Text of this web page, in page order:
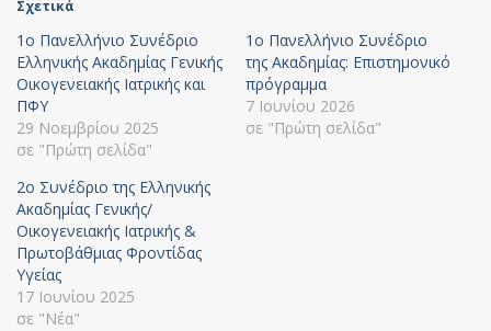
Σχετικά
1o Πανελλήνιο Συνέδριο
Ελληνικής Ακαδημίας Γενικής
Οικογενειακής Ιατρικής και
ΠΦΥ
29 Νοεμβρίου 2025
σε "Πρώτη σελίδα"
1ο Πανελλήνιο Συνέδριο
της Ακαδημίας: Επιστημονικό
πρόγραμμα
7 Ιουνίου 2026
σε "Πρώτη σελίδα"
2o Συνέδριο της Ελληνικής
Ακαδημίας Γενικής/
Οικογενειακής Ιατρικής &
Πρωτοβάθμιας Φροντίδας
Υγείας
17 Ιουνίου 2025
σε "Νέα"